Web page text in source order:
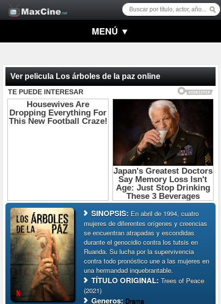
MENÚ ▼
Ver pelicula Los árboles de la paz online
SINOPSIS: En abril de 1994, cuatro
mujeres de diferentes orígenes y creencias
se encuentran atrapadas y escondidas
durante el genocidio contra los tutsis en
Ruanda. Su lucha por la supervivencia
contra todo pronóstico une a las mujeres en
una hermandad inquebrantable.
TÍTULO ORIGINAL:Trees of Peace
(2021)
Generos: Drama